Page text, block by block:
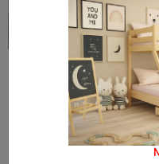
Zábrana dvere, schody 102 -
cm výška 82 cm